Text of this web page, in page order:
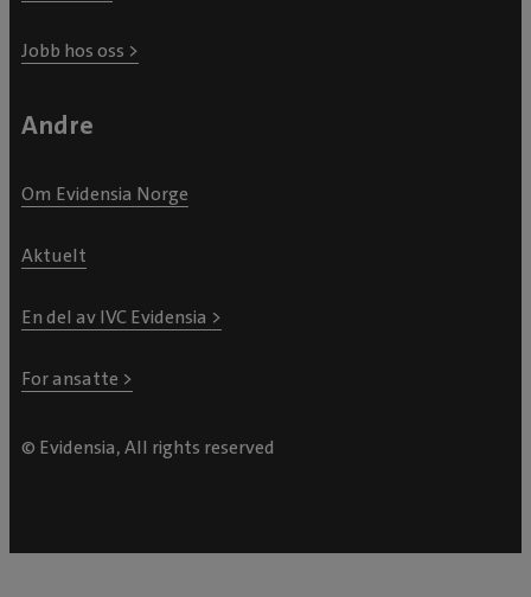
Jobb hos oss >
Andre
Om Evidensia Norge
Aktuelt
En del av IVC Evidensia >
For ansatte >
© Evidensia, All rights reserved